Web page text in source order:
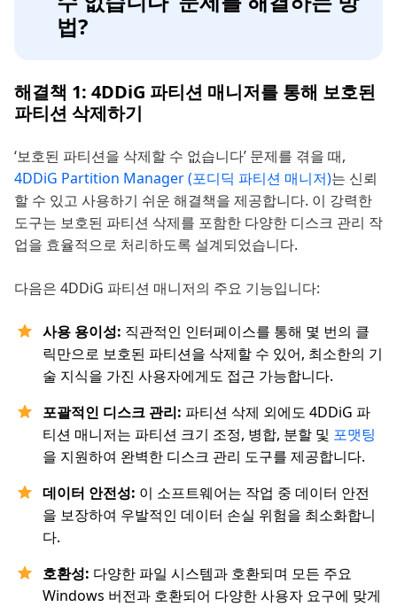
법?
해결책 1: 4DDiG 파티션 매니저를 통해 보호된
파티션 삭제하기
‘보호된 파티션을 삭제할 수 없습니다’ 문제를 겪을 때,
4DDiG Partition Manager (포디딕 파티션 매니저)는 신뢰
할 수 있고 사용하기 쉬운 해결책을 제공합니다. 이 강력한
도구는 보호된 파티션 삭제를 포함한 다양한 디스크 관리 작
업을 효율적으로 처리하도록 설계되었습니다.
다음은 4DDiG 파티션 매니저의 주요 기능입니다:
사용 용이성: 직관적인 인터페이스를 통해 몇 번의 클
릭만으로 보호된 파티션을 삭제할 수 있어, 최소한의 기
술 지식을 가진 사용자에게도 접근 가능합니다.
포괄적인 디스크 관리: 파티션 삭제 외에도 4DDiG 파
티션 매니저는 파티션 크기 조정, 병합, 분할 및 포맷팅
을 지원하여 완벽한 디스크 관리 도구를 제공합니다.
데이터 안전성: 이 소프트웨어는 작업 중 데이터 안전
을 보장하여 우발적인 데이터 손실 위험을 최소화합니
다.
호환성: 다양한 파일 시스템과 호환되며 모든 주요
Windows 버전과 호환되어 다양한 사용자 요구에 맞게